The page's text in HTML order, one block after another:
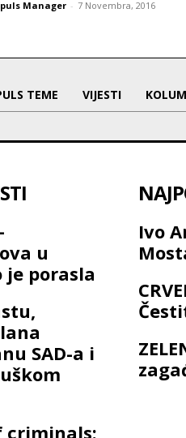
Manager - 7 Novembra, 2016
TEME VIJESTI
u
je porasla
SAD-a i
criminals:
Ivo